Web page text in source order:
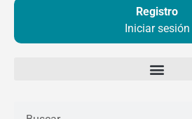
Registro
Iniciar sesión